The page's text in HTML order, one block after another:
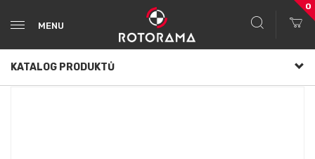
MENU
0
KATALOG PRODUKTŮ